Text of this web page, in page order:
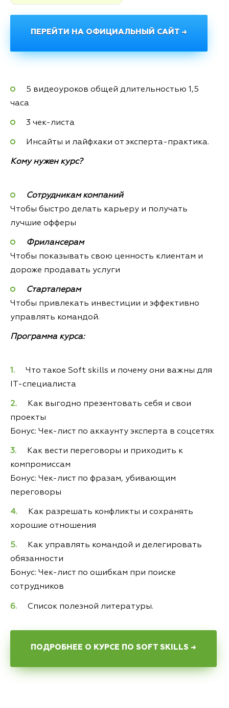
ПЕРЕЙТИ НА ОФИЦИАЛЬНЫЙ САЙТ →
5 видеоуроков общей длительностью 1,5
часа
3 чек-листа
Инсайты и лайфхаки от эксперта-практика.
Кому нужен курс?
Сотрудникам компаний
Чтобы быстро делать карьеру и получать
лучшие офферы
Фрилансерам
Чтобы показывать свою ценность клиентам и
дороже продавать услуги
Стартаперам
Чтобы привлекать инвестиции и эффективно
управлять командой.
Программа курса:
Что такое Soft skills и почему они важны для
IT-специалиста
Как выгодно презентовать себя и свои
проекты
Бонус: Чек-лист по аккаунту эксперта в соцсетях
Как вести переговоры и приходить к
компромиссам
Бонус: Чек-лист по фразам, убивающим
переговоры
Как разрешать конфликты и сохранять
хорошие отношения
Как управлять командой и делегировать
обязанности
Бонус: Чек-лист по ошибкам при поиске
сотрудников
Список полезной литературы.
ПОДРОБНЕЕ О КУРСЕ ПО SOFT SKILLS →